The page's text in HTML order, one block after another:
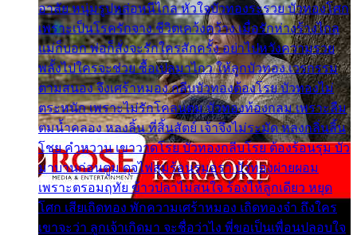
อาลัย หนุ่มรูปหล่อหนีไกล หัวใจบัวทองระรวย บัวทองโศก
เพราะเป็นโรครักจาง ชีวิตเคว้งคว้าง เมื่อรักห่างร้างไกล
แม่ก็บอก พ่อก็สั่งจะรักใครสักครั้ง อย่าไปหวังความรวย
พลั้งไปใครจะช่วย ซื้อเปลมาไกว ให้ลูกบัวทอง เวรกรรม
ตามสนอง จึงเศร้าหมอง กลีบบัวทองต้องโรย บัวทองไม่
ตระหนัก เพราะไม่รักโคลนตม บัวทองท้องกลม เพราะลืม
ตมน้ำคลอง หลงลิ้น ที่สิ้นสัตย์ เจ้าจึงไม่ระมัด หลงกลิ่นลิ้น
โชย คำหวาน เขาวาดโรย บัวทองกลีบโรย ต้องร้อนรุม บัว
มาบานก่อนตูม ดุจไฟสุมร้อนรุมอุรา บัวทองผ่ายผอม
เพราะตรอมฤทัย ข้าวปลาไม่สนใจ ร้องไห้ลูกเดียว หยุด
โศก เสียเถิดทอง พักความเศร้าหมอง เถิดทองจ๋า ถึงใคร
เขาจะว่า ลูกเจ้าเกิดมา จะชื่อว่าไง พี่ขอเป็นเพื่อนปลอบใจ